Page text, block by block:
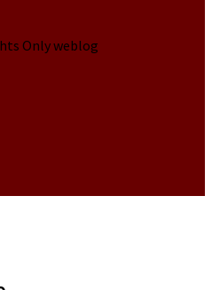
Only weblog